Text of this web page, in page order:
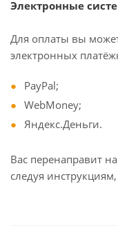
Электронные
Для оплаты вы
электронных
PayPal;
WebMoney;
Яндекс.Деньги.
Вас перенаправит
следуя